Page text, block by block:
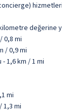
kilometre
0,8 mi
/ 0,9 mi
- 1,6 km / 1 mi
mi
1,3 mi